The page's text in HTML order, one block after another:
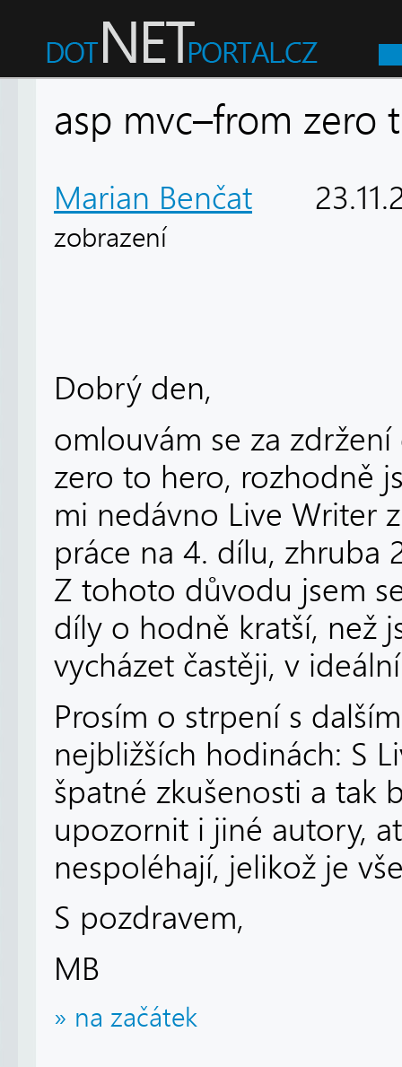
asp mvc–from zero
Marian Benčat
zobrazení
Dobrý den,
omlouvám se za
zero to hero, rozhodně
mi nedávno Live Writer
práce na 4. dílu, zhruba
Z tohoto důvodu jsem
díly o hodně kratší, než
vycházet častěji, v
Prosím o strpení s
nejbližších hodinách: S
špatné zkušenosti a tak
upozornit i jiné autory,
nespoléhají, jelikož je
S pozdravem,
MB
» na začátek